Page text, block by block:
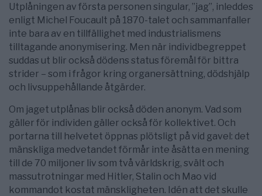
Utplåningen av första personen singular, ”jag”, inleddes
enligt Michel Foucault på 1870-talet och sammanfaller
inte bara av en tillfällighet med industrialismens
tilltagande anonymisering. Men när individbegreppet
suddas ut blir också dödens status föremål för bittra
strider – som i frågor kring organersättning, dödshjälp
och livsuppehållande åtgärder.
Om jaget utplånas blir också döden anonym. Vad som
gäller för individen gäller också för kollektivet. Och
portarna till helvetet öppnas plötsligt på vid gavel: det
mänskliga medvetandet förmår inte åsätta en mening
till de 70 miljoner liv som två världskrig, svält och
massutrotningar med Hitler, Stalin och Mao vid
kommandot kostat mänskligheten. Idén att det skulle